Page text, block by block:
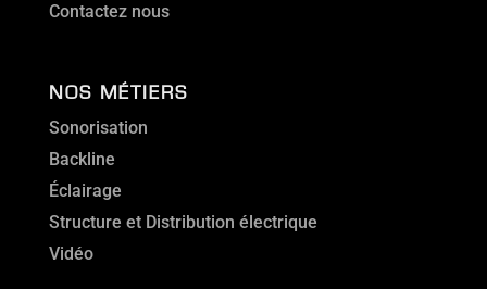
Contactez nous
NOS MÉTIERS
Sonorisation
Backline
Éclairage
Structure et Distribution électrique
Vidéo